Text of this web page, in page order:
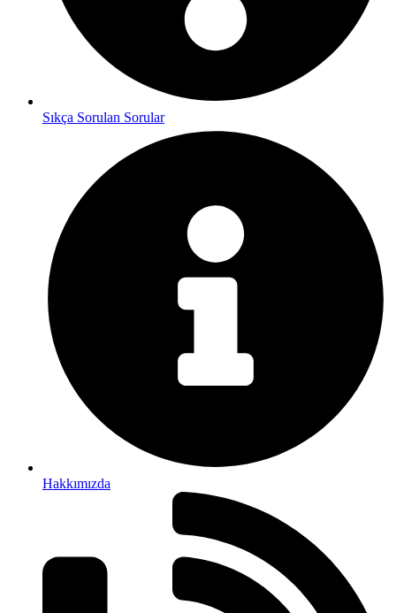
Sıkça Sorulan Sorular
Hakkımızda